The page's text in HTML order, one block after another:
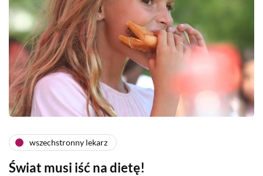
wszechstronny lekarz
Świat musi iść na dietę!